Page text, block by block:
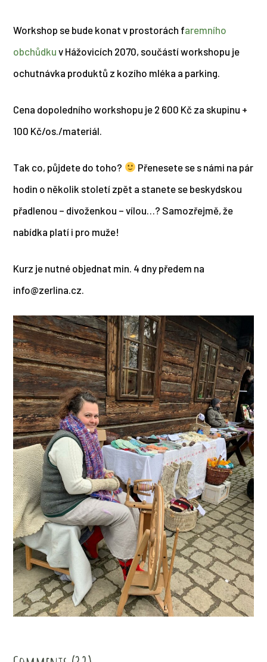
Workshop se bude konat v prostorách faremního
obchůdku v Hážovicích 2070, součástí workshopu je
ochutnávka produktů z kozího mléka a parking.
Cena dopoledního workshopu je 2 600 Kč za skupinu +
100 Kč/os./materiál.
Tak co, půjdete do toho?
Přenesete se s námi na pár
hodin o několik století zpět a stanete se beskydskou
přadlenou – divoženkou – vílou…? Samozřejmě, že
nabídka platí i pro muže!
Kurz je nutné objednat min. 4 dny předem na
info@zerlina.cz.